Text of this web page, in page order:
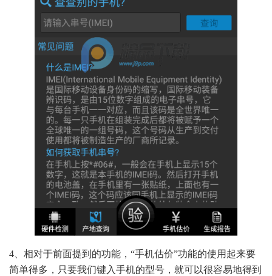
4、相对于前面提到的功能，“手机估价”功能的使用起来要
简单得多，只要我们键入手机的型号，就可以很容易地得到